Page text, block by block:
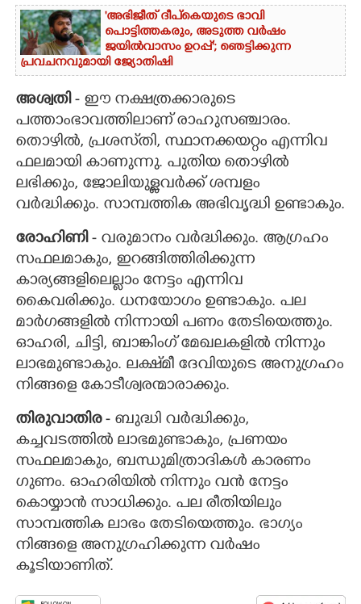
'അഭിജീത് ദീപ്‌കെയുടെ ഭാവി
പൊട്ടിത്തകരും, അടുത്ത വർഷം
ജയിൽവാസം ഉറപ്പ്'; ഞെട്ടിക്കുന്ന
പ്രവചനവുമായി ജ്യോതിഷി
അശ്വതി- ഈ നക്ഷത്രക്കാരുടെ
പത്താംഭാവത്തിലാണ് രാഹുസഞ്ചാരം.
തൊഴിൽ, പ്രശസ്‌തി, സ്ഥാനക്കയറ്റം എന്നിവ
ഫലമായി കാണുന്നു. പുതിയ തൊഴിൽ
ലഭിക്കും, ജോലിയുള്ളവർക്ക് ശമ്പളം
വർദ്ധിക്കും. സാമ്പത്തിക അഭിവൃദ്ധി ഉണ്ടാകും.
രോഹിണി- വരുമാനം വർദ്ധിക്കും. ആഗ്രഹം
സഫലമാകും, ഇറങ്ങിത്തിരിക്കുന്ന
കാര്യങ്ങളിലെല്ലാം നേട്ടം എന്നിവ
കൈവരിക്കും. ധനയോഗം ഉണ്ടാകും. പല
മാർഗങ്ങളിൽ നിന്നായി പണം തേടിയെത്തും.
ഓഹരി, ചിട്ടി, ബാങ്കിംഗ് മേഖലകളിൽ നിന്നും
ലാഭമുണ്ടാകും. ലക്ഷ്‌മീ ദേവിയുടെ അനുഗ്രഹം
നിങ്ങളെ കോടീശ്വരന്മാരാക്കും.
തിരുവാതിര- ബുദ്ധി വർദ്ധിക്കും,
കച്ചവടത്തിൽ ലാഭമുണ്ടാകും, പ്രണയം
സഫലമാകും, ബന്ധുമിത്രാദികള്‍ കാരണം
ഗുണം. ഓഹരിയിൽ നിന്നും വൻ നേട്ടം
കൊയ്യാൻ സാധിക്കും. പല രീതിയിലും
സാമ്പത്തിക ലാഭം തേടിയെത്തും. ഭാഗ്യം
നിങ്ങളെ അനുഗ്രഹിക്കുന്ന വർഷം
കൂടിയാണിത്.